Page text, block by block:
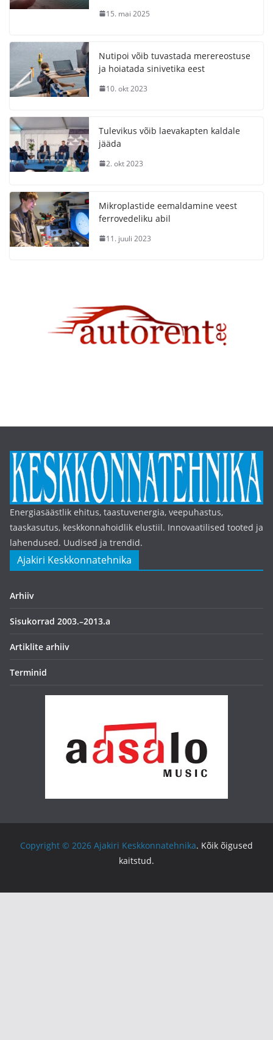
15. mai 2025
Nutipoi võib tuvastada merereostuse
ja hoiatada sinivetika eest
10. okt 2023
Tulevikus võib laevakapten kaldale
jääda
2. okt 2023
Mikroplastide eemaldamine veest
ferrovedeliku abil
11. juuli 2023
Energiasäästlik ehitus, taastuvenergia, veepuhastus,
taaskasutus, keskkonnahoidlik elustiil. Innovaatilised tooted ja
lahendused. Uudised ja trendid.
Ajakiri Keskkonnatehnika
Arhiiv
Sisukorrad 2003.–2013.a
Artiklite arhiiv
Terminid
Copyright © 2026 Ajakiri Keskkonnatehnika. Kõik õigused
kaitstud.